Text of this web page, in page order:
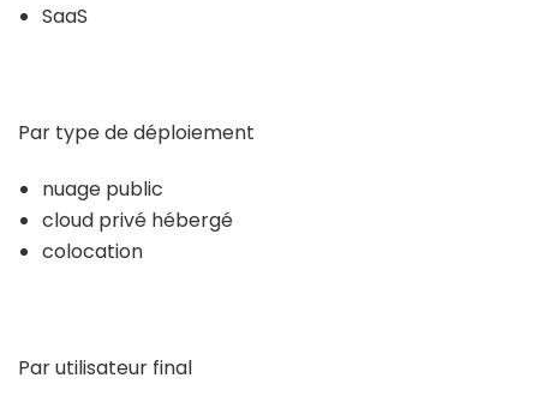
SaaS
Par type de déploiement
nuage public
cloud privé hébergé
colocation
Par utilisateur final